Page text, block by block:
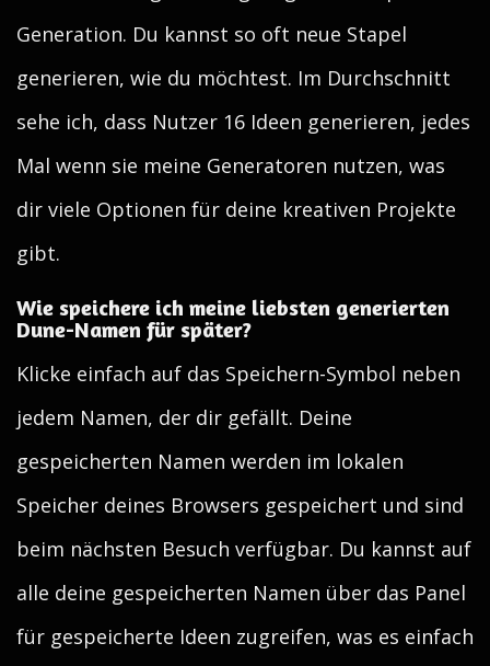
Generation. Du kannst so oft neue Stapel
generieren, wie du möchtest. Im Durchschnitt
sehe ich, dass Nutzer 16 Ideen generieren, jedes
Mal wenn sie meine Generatoren nutzen, was
dir viele Optionen für deine kreativen Projekte
gibt.
Wie speichere ich meine liebsten generierten
Dune-Namen für später?
Klicke einfach auf das Speichern-Symbol neben
jedem Namen, der dir gefällt. Deine
gespeicherten Namen werden im lokalen
Speicher deines Browsers gespeichert und sind
beim nächsten Besuch verfügbar. Du kannst auf
alle deine gespeicherten Namen über das Panel
für gespeicherte Ideen zugreifen, was es einfach